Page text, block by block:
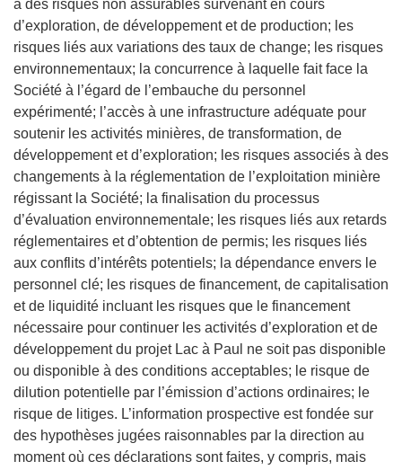
à des risques non assurables survenant en cours
d’exploration, de développement et de production; les
risques liés aux variations des taux de change; les risques
environnementaux; la concurrence à laquelle fait face la
Société à l’égard de l’embauche du personnel
expérimenté; l’accès à une infrastructure adéquate pour
soutenir les activités minières, de transformation, de
développement et d’exploration; les risques associés à des
changements à la réglementation de l’exploitation minière
régissant la Société; la finalisation du processus
d’évaluation environnementale; les risques liés aux retards
réglementaires et d’obtention de permis; les risques liés
aux conflits d’intérêts potentiels; la dépendance envers le
personnel clé; les risques de financement, de capitalisation
et de liquidité incluant les risques que le financement
nécessaire pour continuer les activités d’exploration et de
développement du projet Lac à Paul ne soit pas disponible
ou disponible à des conditions acceptables; le risque de
dilution potentielle par l’émission d’actions ordinaires; le
risque de litiges. L’information prospective est fondée sur
des hypothèses jugées raisonnables par la direction au
moment où ces déclarations sont faites, y compris, mais